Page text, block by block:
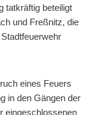
tatkräftig beteiligt
und Freßnitz, die
eines Feuers
in den Gängen der
eingeschlossenen